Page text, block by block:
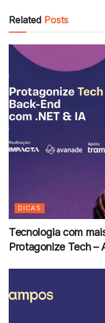
Related Posts
DICAS
Tecnologia com
Protagonize Tech –